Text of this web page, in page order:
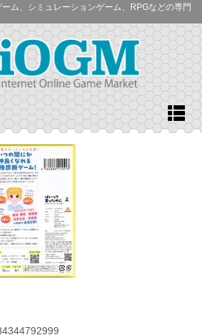
ム、シミュレーションゲーム、RPGなどの専門